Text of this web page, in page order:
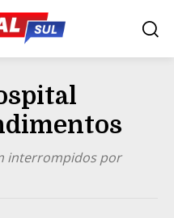
interrompidos por